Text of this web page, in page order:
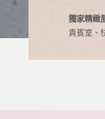
獨家精緻
貴賓室、